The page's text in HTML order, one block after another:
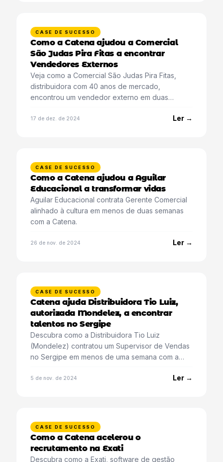
CASE DE SUCESSO
Como a Catena ajudou a Comercial
São Judas Pira Fitas a encontrar
Vendedores Externos
Veja como a Comercial São Judas Pira Fitas,
distribuidora com 40 anos de mercado,
encontrou um vendedor externo em duas
17 de dez. de 2024 Ler →
CASE DE SUCESSO
Como a Catena ajudou a Aguilar
Educacional a transformar vidas
Aguilar Educacional contrata Gerente Comercial
alinhado à cultura em menos de duas semanas
com a Catena.
26 de nov. de 2024 Ler →
CASE DE SUCESSO
Catena ajuda Distribuidora Tio Luiz,
autorizada Mondelez, a encontrar
talentos no Sergipe
Descubra como a Distribuidora Tio Luiz
(Mondelez) contratou um Supervisor de Vendas
no Sergipe em menos de uma semana com a
5 de nov. de 2024 Ler →
CASE DE SUCESSO
Como a Catena acelerou o
recrutamento na Exati
Descubra como a Exati, software de gestão